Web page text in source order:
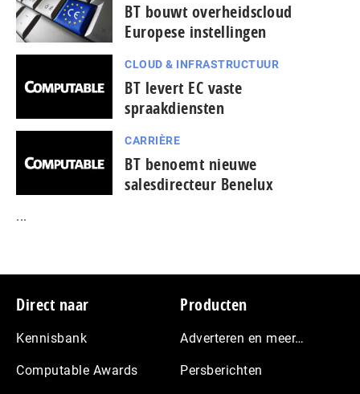
BT bouwt overheidscloud
Europese instellingen
CLOUD & INFRASTRUCTUUR
BT levert EC vaste
spraakdiensten
CARRIÈRE
BT benoemt nieuwe
salesdirecteur Benelux
...
Footer
Direct naar
Kennisbank
Computable Awards
Producten
Adverteren en meer…
Persberichten